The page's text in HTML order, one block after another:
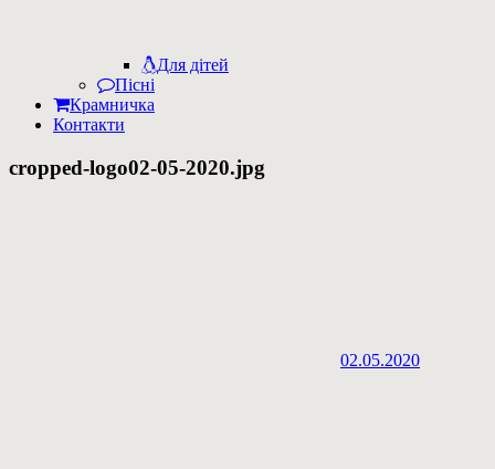
Для дітей
Пісні
Крамничка
Контакти
cropped-logo02-05-2020.jpg
02.05.2020